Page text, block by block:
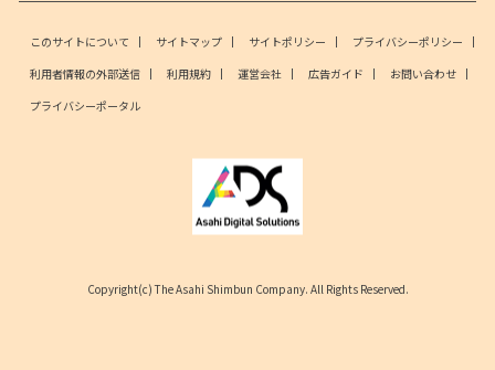
このサイトについて サイトマップ サイトポリシー
プライバシーポリシー
利用者情報の外部送信
利用規約 運営会社 広告ガイド
お問い合わせ
プライバシーポータル
Copyright(c) The Asahi Shimbun Company. All Rights Reserved.